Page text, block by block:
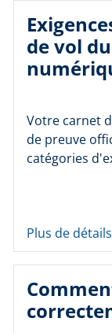
de vol
Votre carnet
de preuve
catégories
Plus de détails